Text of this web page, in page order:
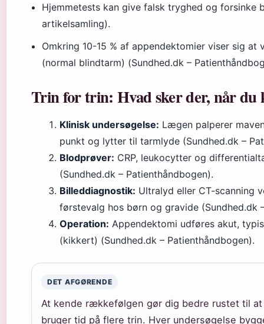
Hjemmetests kan give falsk tryghed og forsinke
artikelsamling).
Omkring 10-15 % af appendektomier viser sig at
(normal blindtarm) (Sundhed.dk –
Trin for trin: Hvad sker der, når du
Klinisk undersøgelse: Lægen palperer
punkt og lytter til tarmlyde (Sundhed.dk –
Blodprøver: CRP, leukocytter og
(Sundhed.dk – Patienthåndbogen).
Billeddiagnostik: Ultralyd eller CT-scanning
førstevalg hos børn og gravide (Sundhed.dk
Operation: Appendektomi udføres akut,
(kikkert) (Sundhed.dk – Patienthåndbogen).
DET AFGØRENDE
At kende rækkefølgen gør dig bedre rustet til
bruger tid på flere trin. Hver undersøgelse